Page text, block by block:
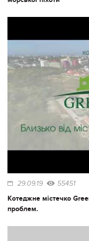
29.09.19 55451
Котеджне містечко
проблем.